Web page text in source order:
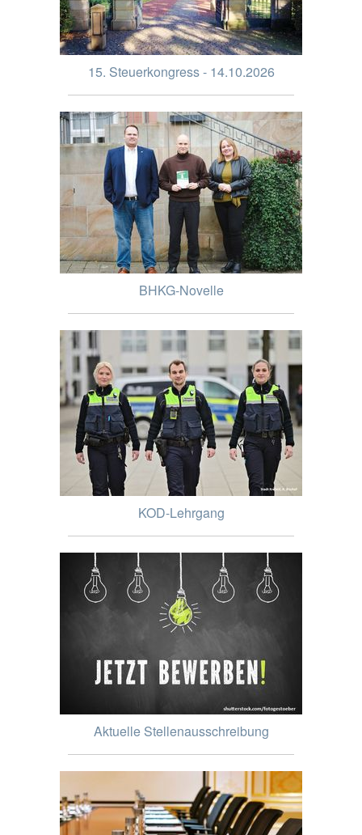
15. Steuerkongress - 14.10.2026
BHKG-Novelle
KOD-Lehrgang
Aktuelle Stellenausschreibung